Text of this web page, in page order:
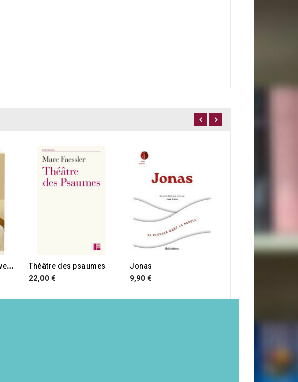
D
écouvrir Dieu à travers Esaïe Théâtre des psaumes
22,00 €
Jonas
9,90 €